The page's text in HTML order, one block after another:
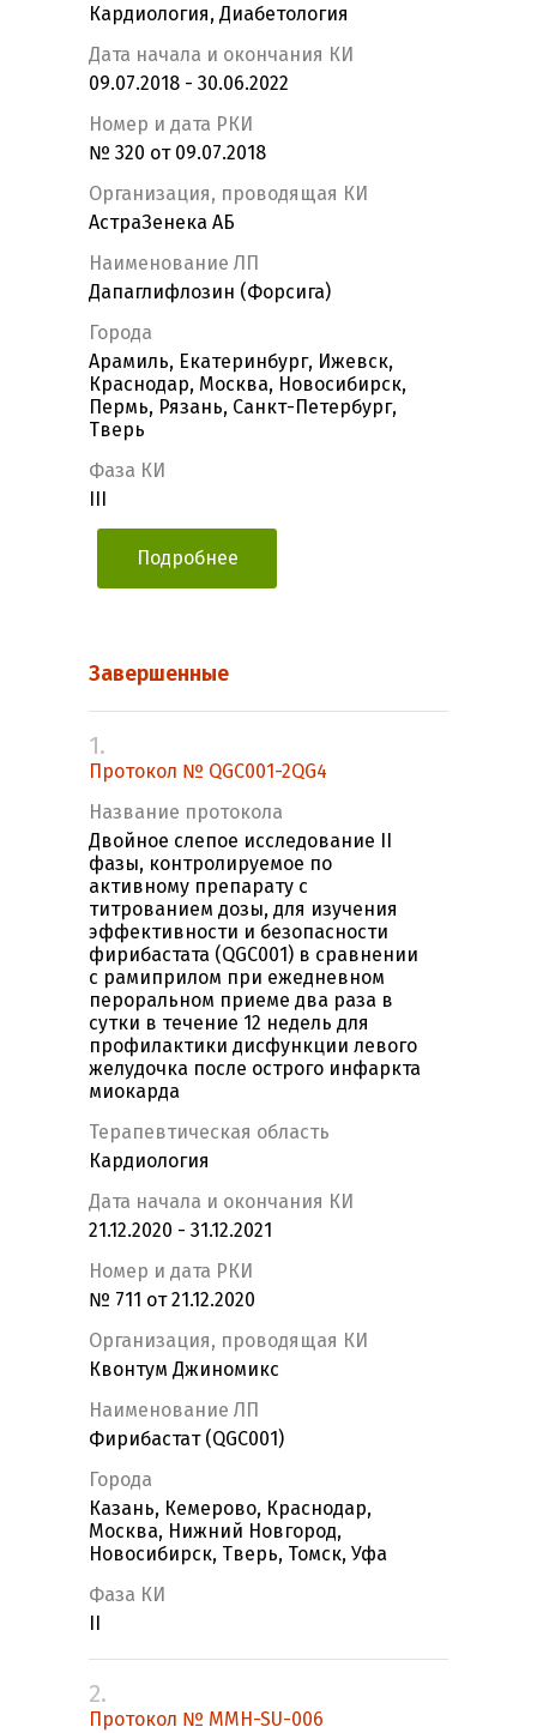
Кардиология, Диабетология
Дата начала и окончания КИ
09.07.2018 - 30.06.2022
Номер и дата РКИ
№ 320 от 09.07.2018
Организация, проводящая КИ
АстраЗенека АБ
Наименование ЛП
Дапаглифлозин (Форсига)
Города
Арамиль, Екатеринбург, Ижевск,
Краснодар, Москва, Новосибирск,
Пермь, Рязань, Санкт-Петербург,
Тверь
Фаза КИ
Подробнее
Завершенные
1.
Протокол № QGC001-2QG4
Название протокола
Двойное слепое исследование II
фазы, контролируемое по
активному препарату с
титрованием дозы, для изучения
эффективности и безопасности
фирибастата (QGC001) в сравнении
с рамиприлом при ежедневном
пероральном приеме два раза в
сутки в течение 12 недель для
профилактики дисфункции левого
желудочка после острого инфаркта
миокарда
Терапевтическая область
Кардиология
Дата начала и окончания КИ
21.12.2020 - 31.12.2021
Номер и дата РКИ
№ 711 от 21.12.2020
Организация, проводящая КИ
Квонтум Джиномикс
Наименование ЛП
Фирибастат (QGC001)
Города
Казань, Кемерово, Краснодар,
Москва, Нижний Новгород,
Новосибирск, Тверь, Томск, Уфа
Фаза КИ
2.
Протокол № MMH-SU-006